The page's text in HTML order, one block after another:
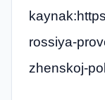
rossiya-
zhenskoj-